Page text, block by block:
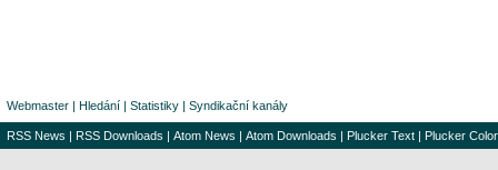
Webmaster | Hledání | Statistiky | Syndikační kanály
RSS News | RSS Downloads | Atom News | Atom Downloads | Plucker Text | Plucker Color